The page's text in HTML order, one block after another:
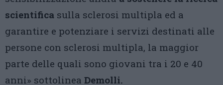
scientifica sulla sclerosi multipla ed a
garantire e potenziare i servizi destinati alle
persone con sclerosi multipla, la maggior
parte delle quali sono giovani tra i 20 e 40
anni» sottolinea Demolli.